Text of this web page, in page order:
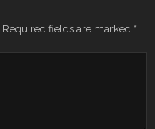
Required fields are marked *